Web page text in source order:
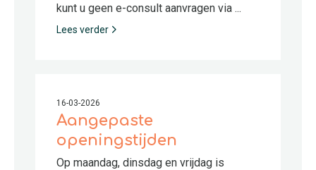
kunt u geen e-consult aanvragen via ...
Lees verder
16-03-2026
Aangepaste
openingstijden
Op maandag, dinsdag en vrijdag is